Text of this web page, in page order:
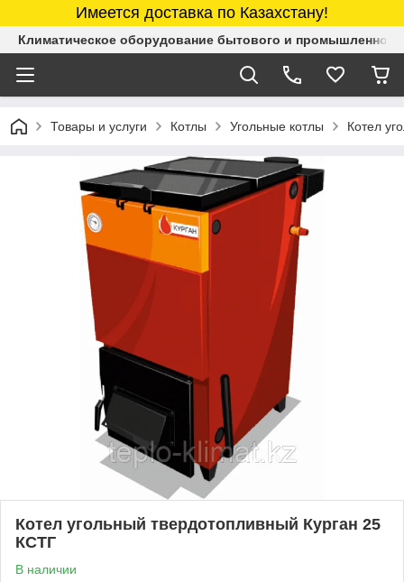
Имеется доставка по Казахстану!
Климатическое оборудование бытового и промышленного
Товары и услуги Котлы Угольные котлы Котел
Котел угольный твердотопливный Курган 25
КСТГ
В наличии